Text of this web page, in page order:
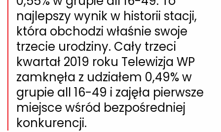
najlepszy wynik w historii stacji,
która obchodzi właśnie swoje
trzecie urodziny. Cały trzeci
kwartał 2019 roku Telewizja WP
zamknęła z udziałem 0,49% w
grupie all 16-49 i zajęła pierwsze
miejsce wśród bezpośredniej
konkurencji.